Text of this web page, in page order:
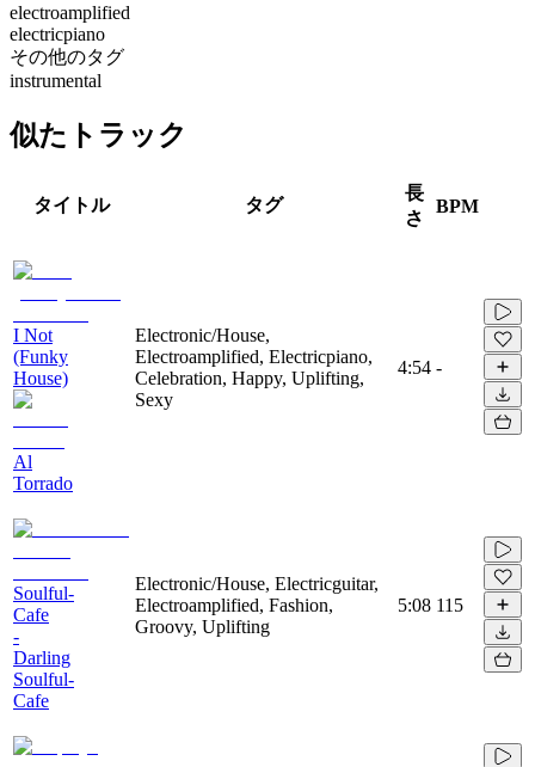
electroamplified
electricpiano
その他のタグ
instrumental
似たトラック
タイトル タグ
長
さ
BPM
I Not
(Funky
House)
Al
Torrado
Electronic/House,
Electroamplified, Electricpiano,
Celebration, Happy, Uplifting,
Sexy
4:54 -
Soulful-
Cafe
-
Darling
Soulful-
Cafe
Electronic/House, Electricguitar,
Electroamplified, Fashion,
Groovy, Uplifting
5:08 115